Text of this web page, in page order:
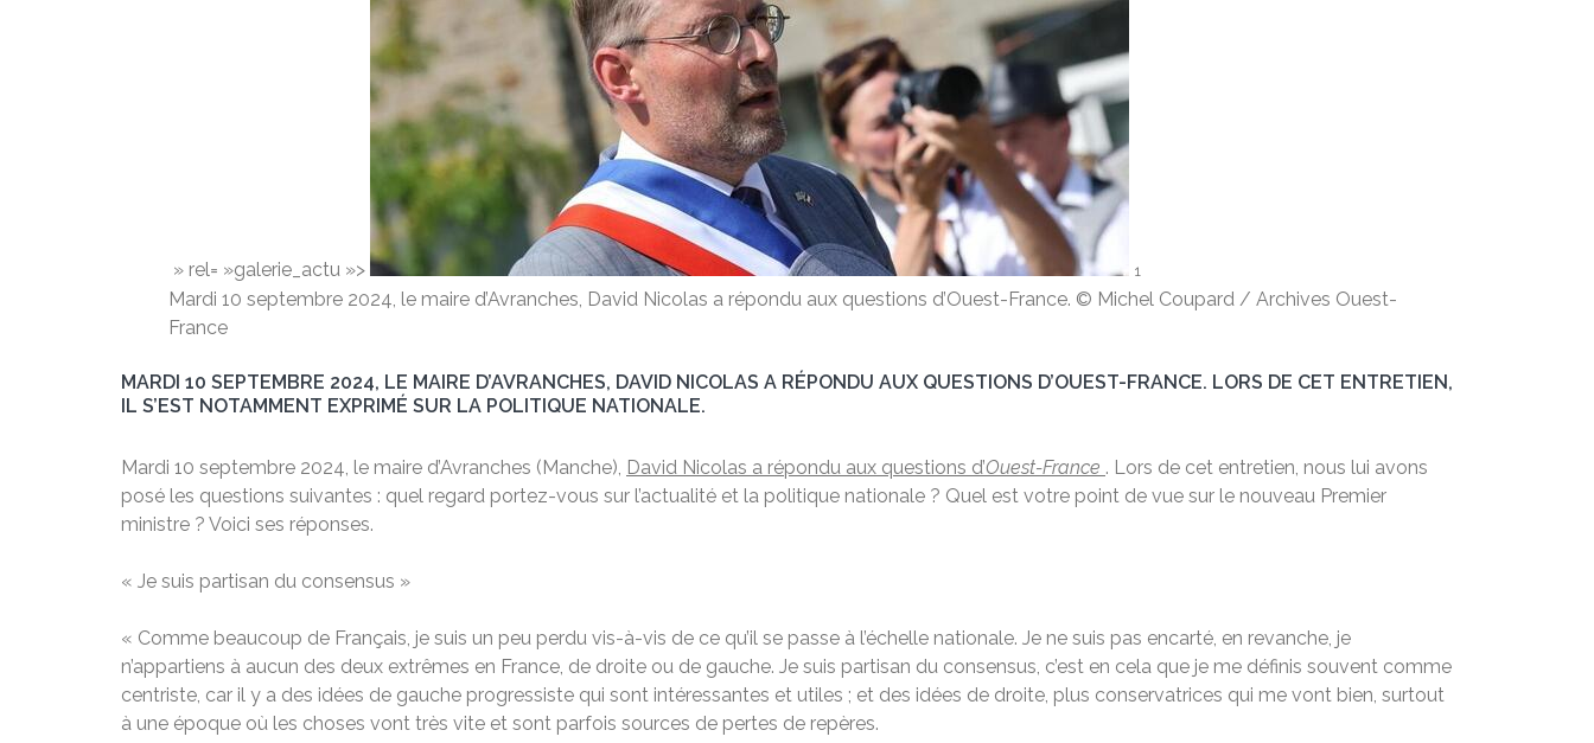
» rel= »galerie_actu »> 1
Mardi 10 septembre 2024, le maire d’Avranches, David Nicolas a répondu aux questions d’Ouest-France. © Michel Coupard / Archives Ouest-
France
MARDI 10 SEPTEMBRE 2024, LE MAIRE D’AVRANCHES, DAVID NICOLAS A RÉPONDU AUX QUESTIONS D’OUEST-FRANCE. LORS DE CET ENTRETIEN,
IL S’EST NOTAMMENT EXPRIMÉ SUR LA POLITIQUE NATIONALE.
Mardi 10 septembre 2024, le maire d’Avranches (Manche), David Nicolas a répondu aux questions d’Ouest-France . Lors de cet entretien, nous lui avons
posé les questions suivantes : quel regard portez-vous sur l’actualité et la politique nationale ? Quel est votre point de vue sur le nouveau Premier
ministre ? Voici ses réponses.
« Je suis partisan du consensus »
« Comme beaucoup de Français, je suis un peu perdu vis-à-vis de ce qu’il se passe à l’échelle nationale. Je ne suis pas encarté, en revanche, je
n’appartiens à aucun des deux extrêmes en France, de droite ou de gauche. Je suis partisan du consensus, c’est en cela que je me définis souvent comme
centriste, car il y a des idées de gauche progressiste qui sont intéressantes et utiles ; et des idées de droite, plus conservatrices qui me vont bien, surtout
à une époque où les choses vont très vite et sont parfois sources de pertes de repères.